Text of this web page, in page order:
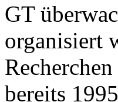
GT
organisiert
bereits